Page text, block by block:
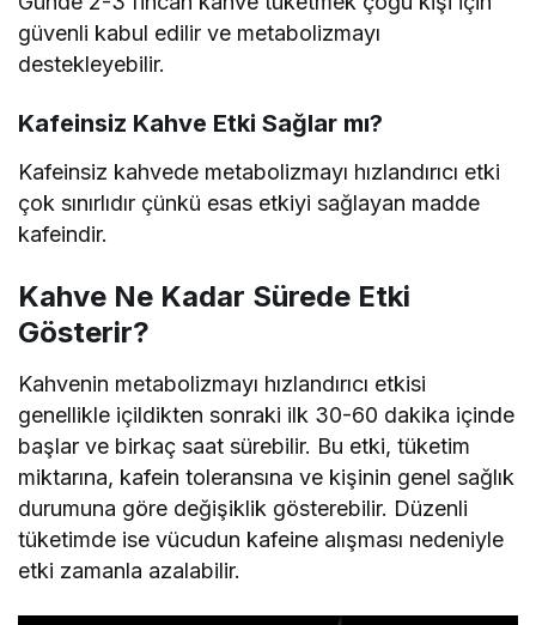
güvenli kabul edilir ve metabolizmayı
destekleyebilir.
Kafeinsiz Kahve Etki Sağlar mı?
Kafeinsiz kahvede metabolizmayı hızlandırıcı etki
çok sınırlıdır çünkü esas etkiyi sağlayan madde
kafeindir.
Kahve Ne Kadar Sürede Etki
Gösterir?
Kahvenin metabolizmayı hızlandırıcı etkisi
genellikle içildikten sonraki ilk 30-60 dakika içinde
başlar ve birkaç saat sürebilir. Bu etki, tüketim
miktarına, kafein toleransına ve kişinin genel sağlık
durumuna göre değişiklik gösterebilir. Düzenli
tüketimde ise vücudun kafeine alışması nedeniyle
etki zamanla azalabilir.